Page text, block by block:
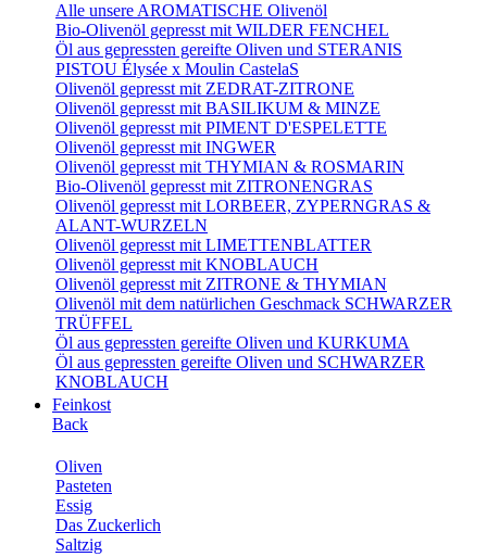
Alle unsere AROMATISCHE Olivenöl
Bio-Olivenöl gepresst mit WILDER FENCHEL
Öl aus gepressten gereifte Oliven und STERANIS
PISTOU Élysée x Moulin CastelaS
Olivenöl gepresst mit ZEDRAT-ZITRONE
Olivenöl gepresst mit BASILIKUM & MINZE
Olivenöl gepresst mit PIMENT D'ESPELETTE
Olivenöl gepresst mit INGWER
Olivenöl gepresst mit THYMIAN & ROSMARIN
Bio-Olivenöl gepresst mit ZITRONENGRAS
Olivenöl gepresst mit LORBEER, ZYPERNGRAS &
ALANT-WURZELN
Olivenöl gepresst mit LIMETTENBLATTER
Olivenöl gepresst mit KNOBLAUCH
Olivenöl gepresst mit ZITRONE & THYMIAN
Olivenöl mit dem natürlichen Geschmack SCHWARZER
TRÜFFEL
Öl aus gepressten gereifte Oliven und KURKUMA
Öl aus gepressten gereifte Oliven und SCHWARZER
KNOBLAUCH
Feinkost
Back
Oliven
Pasteten
Essig
Das Zuckerlich
Saltzig